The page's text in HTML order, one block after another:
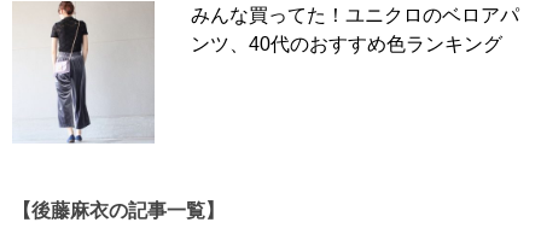
みんな買ってた！ユニクロのベロアパ
ンツ、40代のおすすめ色ランキング
【後藤麻衣の記事一覧】